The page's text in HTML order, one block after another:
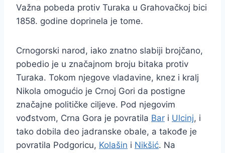
Važna pobeda protiv Turaka u Grahovačkoj bici
1858. godine doprinela je tome.
Crnogorski narod, iako znatno slabiji brojčano,
pobedio je u značajnom broju bitaka protiv
Turaka. Tokom njegove vladavine, knez i kralj
Nikola omogućio je Crnoj Gori da postigne
značajne političke ciljeve. Pod njegovim
vođstvom, Crna Gora je povratila Bar i Ulcinj, i
tako dobila deo jadranske obale, a takođe je
povratila Podgoricu, Kolašin i Nikšić. Na